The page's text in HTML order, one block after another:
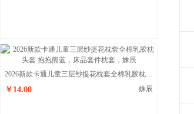
2026新款卡通儿童三层纱提花枕套全棉乳胶枕头套 抱抱熊蓝
￥14.00 姝辰